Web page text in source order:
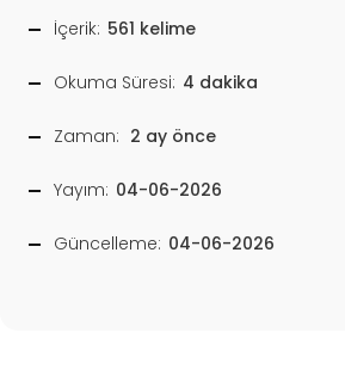
İçerik: 561 kelime
Okuma Süresi: 4 dakika
Zaman: 2 ay önce
Yayım: 04-06-2026
Güncelleme: 04-06-2026